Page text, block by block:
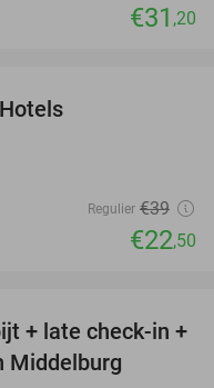
€31 ,20
Regulier €39
€22,50
52%
+ late check-in +
Middelburg